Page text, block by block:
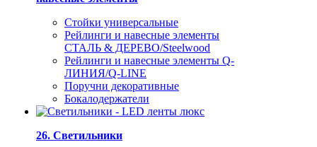
Стойки универсальные
Рейлинги и навесные элементы
СТАЛЬ & ДЕРЕВО/Steelwood
Рейлинги и навесные элементы Q-
ЛИНИЯ/Q-LINE
Поручни декоративные
Бокалодержатели
26. Светильники